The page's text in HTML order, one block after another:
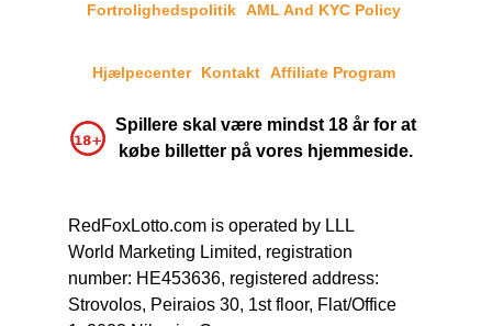
Fortrolighedspolitik AML And KYC Policy
Hjælpecenter Kontakt Affiliate Program
Spillere skal være mindst 18 år for at
købe billetter på vores hjemmeside.
RedFoxLotto.com is operated by LLL
World Marketing Limited, registration
number: HE453636, registered address:
Strovolos, Peiraios 30, 1st floor, Flat/Office